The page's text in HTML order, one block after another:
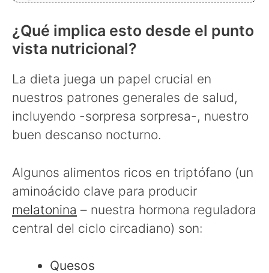
¿Qué implica esto desde el punto
vista nutricional?
La dieta juega un papel crucial en
nuestros patrones generales de salud,
incluyendo -sorpresa sorpresa-, nuestro
buen descanso nocturno.
Algunos alimentos ricos en triptófano (un
aminoácido clave para producir
melatonina – nuestra hormona reguladora
central del ciclo circadiano) son:
Quesos